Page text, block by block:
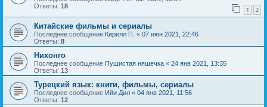
Ответы: 18 1 2
Китайские фильмы и сериалы
Последнее сообщение Кирилл П. « 07 июн 2021, 22:46
Ответы: 8
Нихонго
Последнее сообщение Пушистая няшечка « 24 янв 2021, 13:35
Ответы: 13
Турецкий язык: книги, фильмы, сериалы
Последнее сообщение Ийи Дил « 04 янв 2021, 11:56
Ответы: 12